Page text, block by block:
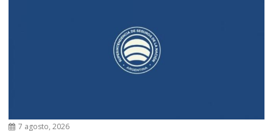
7 agosto, 2026